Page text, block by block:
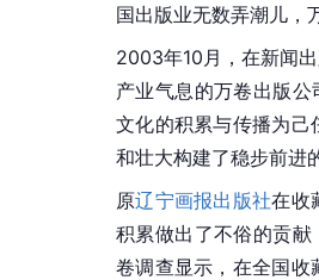
国出版业无数弄潮儿，
2003年10月，在新闻
产业气息的万卷出版
文化的积累与传播为己
和壮大构建了稳步前进
原辽宁画报出版社在收
积累做出了不俗的贡献
卷调查显示，在全国收